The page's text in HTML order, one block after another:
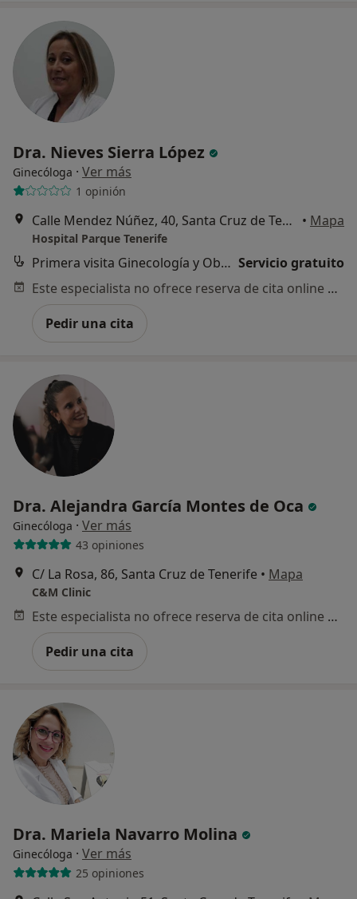
Dra. Nieves Sierra López
Ginecóloga · Ver más
1 opinión
Calle Mendez Núñez, 40, Santa Cruz de Tenerife • Mapa
Hospital Parque Tenerife
Primera visita Ginecología y Obstetricia Servicio gratuito
Este especialista no ofrece reserva de cita online en esta dirección.
Pedir una cita
Dra. Alejandra García Montes de Oca
Ginecóloga · Ver más
43 opiniones
C/ La Rosa, 86, Santa Cruz de Tenerife • Mapa
C&M Clinic
Este especialista no ofrece reserva de cita online en esta dirección.
Pedir una cita
Dra. Mariela Navarro Molina
Ginecóloga · Ver más
25 opiniones